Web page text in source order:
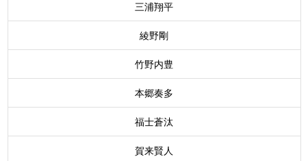
三浦翔平
綾野剛
竹野内豊
本郷奏多
福士蒼汰
賀来賢人